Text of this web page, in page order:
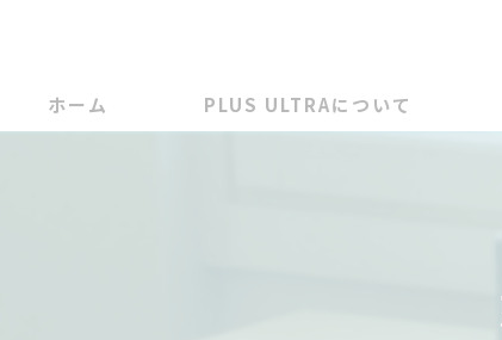
ホーム PLUS ULTRAについて